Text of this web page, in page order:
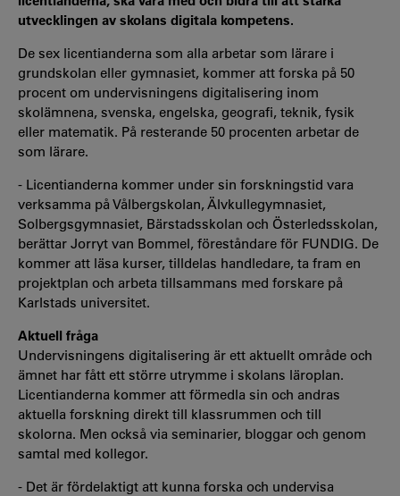
utvecklingen av skolans digitala kompetens.
De sex licentianderna som alla arbetar som lärare i
grundskolan eller gymnasiet, kommer att forska på 50
procent om undervisningens digitalisering inom
skolämnena, svenska, engelska, geografi, teknik, fysik
eller matematik. På resterande 50 procenten arbetar de
som lärare.
- Licentianderna kommer under sin forskningstid vara
verksamma på Vålbergskolan, Älvkullegymnasiet,
Solbergsgymnasiet, Bärstadsskolan och Österledsskolan,
berättar Jorryt van Bommel, föreståndare för FUNDIG. De
kommer att läsa kurser, tilldelas handledare, ta fram en
projektplan och arbeta tillsammans med forskare på
Karlstads universitet.
Aktuell fråga
Undervisningens digitalisering är ett aktuellt område och
ämnet har fått ett större utrymme i skolans läroplan.
Licentianderna kommer att förmedla sin och andras
aktuella forskning direkt till klassrummen och till
skolorna. Men också via seminarier, bloggar och genom
samtal med kollegor.
- Det är fördelaktigt att kunna forska och undervisa